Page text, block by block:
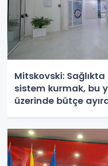
Mitskovski:
sistem kurmak, bu
üzerinde bütçe